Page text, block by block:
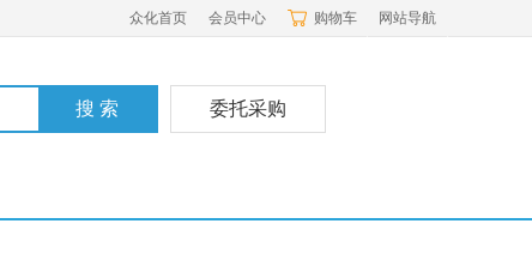
众化首页 会员中心 购物车 网站导航
委托采购